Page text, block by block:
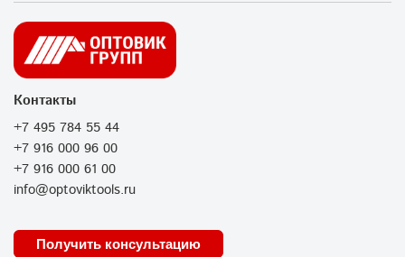
Контакты
+7 495 784 55 44
+7 916 000 96 00
+7 916 000 61 00
info@optoviktools.ru
Получить консультацию